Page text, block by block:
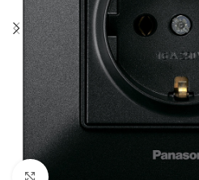
Натисніть, щоб